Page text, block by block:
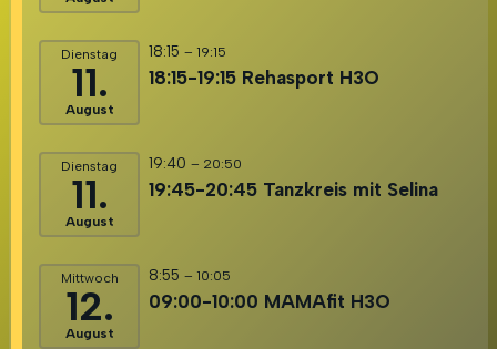
Dienstag
11.
August
18:15 – 19:15
18:15-19:15 Rehasport H3O
Dienstag
11.
August
19:40 – 20:50
19:45-20:45 Tanzkreis mit Selina
Mittwoch
12.
August
8:55 – 10:05
09:00-10:00 MAMAfit H3O